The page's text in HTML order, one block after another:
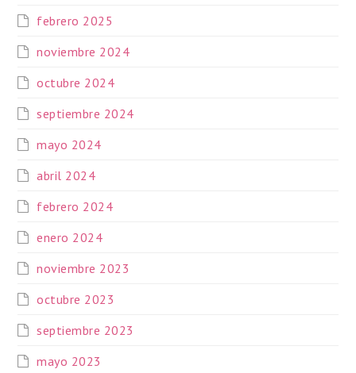
febrero 2025
noviembre 2024
octubre 2024
septiembre 2024
mayo 2024
abril 2024
febrero 2024
enero 2024
noviembre 2023
octubre 2023
septiembre 2023
mayo 2023